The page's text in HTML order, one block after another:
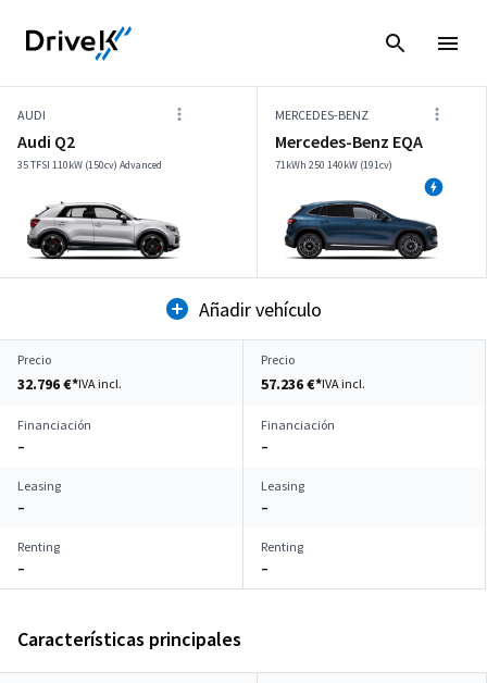
AUDI
Audi Q2
35 TFSI 110kW (150cv) Advanced
MERCEDES-BENZ
Mercedes-Benz EQA
71kWh 250 140kW (191cv)
Añadir vehículo
Precio
32.796 €*IVA incl.
Precio
57.236 €*IVA incl.
Financiación
–
Financiación
–
Leasing
–
Leasing
–
Renting
–
Renting
–
Características principales